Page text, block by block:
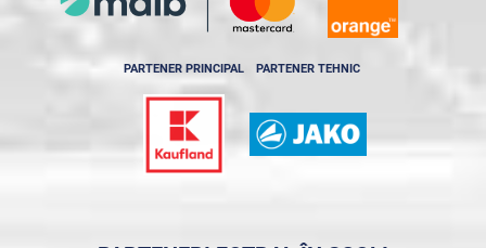
PARTENER PRINCIPAL PARTENER TEHNIC